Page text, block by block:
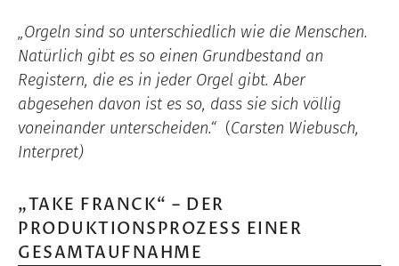
„Orgeln sind so unterschiedlich wie die Menschen.
Natürlich gibt es so einen Grundbestand an
Registern, die es in jeder Orgel gibt. Aber
abgesehen davon ist es so, dass sie sich völlig
voneinander unterscheiden.“ (Carsten Wiebusch,
Interpret)
„TAKE FRANCK“ – DER
PRODUKTIONSPROZESS EINER
GESAMTAUFNAHME